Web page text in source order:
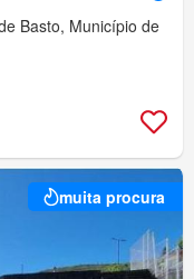
Basto, Município de
muita procura